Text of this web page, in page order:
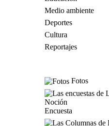
Medio ambiente
Deportes
Cultura
Reportajes
Fotos
Encuesta